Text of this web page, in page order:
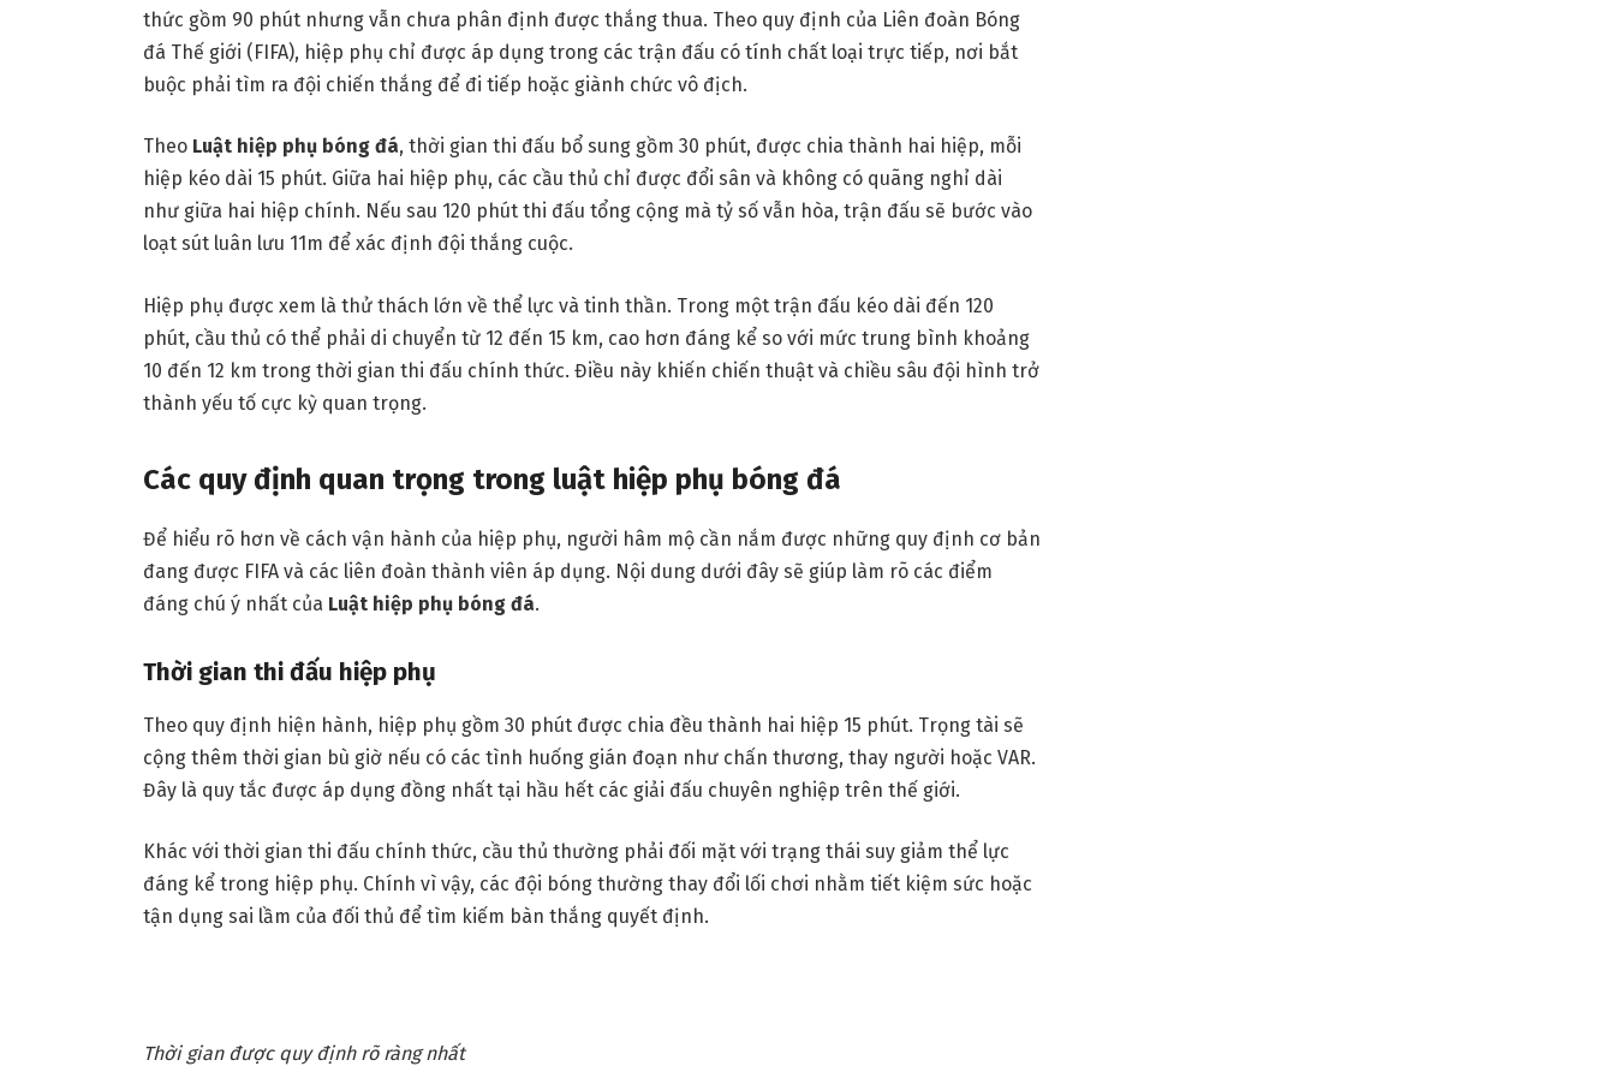
thức gồm 90 phút nhưng vẫn chưa phân định được thắng thua. Theo quy định của Liên đoàn Bóng
đá Thế giới (FIFA), hiệp phụ chỉ được áp dụng trong các trận đấu có tính chất loại trực tiếp, nơi bắt
buộc phải tìm ra đội chiến thắng để đi tiếp hoặc giành chức vô địch.
Theo Luật hiệp phụ bóng đá, thời gian thi đấu bổ sung gồm 30 phút, được chia thành hai hiệp, mỗi
hiệp kéo dài 15 phút. Giữa hai hiệp phụ, các cầu thủ chỉ được đổi sân và không có quãng nghỉ dài
như giữa hai hiệp chính. Nếu sau 120 phút thi đấu tổng cộng mà tỷ số vẫn hòa, trận đấu sẽ bước vào
loạt sút luân lưu 11m để xác định đội thắng cuộc.
Hiệp phụ được xem là thử thách lớn về thể lực và tinh thần. Trong một trận đấu kéo dài đến 120
phút, cầu thủ có thể phải di chuyển từ 12 đến 15 km, cao hơn đáng kể so với mức trung bình khoảng
10 đến 12 km trong thời gian thi đấu chính thức. Điều này khiến chiến thuật và chiều sâu đội hình trở
thành yếu tố cực kỳ quan trọng.
Các quy định quan trọng trong luật hiệp phụ bóng đá
Để hiểu rõ hơn về cách vận hành của hiệp phụ, người hâm mộ cần nắm được những quy định cơ bản
đang được FIFA và các liên đoàn thành viên áp dụng. Nội dung dưới đây sẽ giúp làm rõ các điểm
đáng chú ý nhất của Luật hiệp phụ bóng đá.
Thời gian thi đấu hiệp phụ
Theo quy định hiện hành, hiệp phụ gồm 30 phút được chia đều thành hai hiệp 15 phút. Trọng tài sẽ
cộng thêm thời gian bù giờ nếu có các tình huống gián đoạn như chấn thương, thay người hoặc VAR.
Đây là quy tắc được áp dụng đồng nhất tại hầu hết các giải đấu chuyên nghiệp trên thế giới.
Khác với thời gian thi đấu chính thức, cầu thủ thường phải đối mặt với trạng thái suy giảm thể lực
đáng kể trong hiệp phụ. Chính vì vậy, các đội bóng thường thay đổi lối chơi nhằm tiết kiệm sức hoặc
tận dụng sai lầm của đối thủ để tìm kiếm bàn thắng quyết định.
Thời gian được quy định rõ ràng nhất